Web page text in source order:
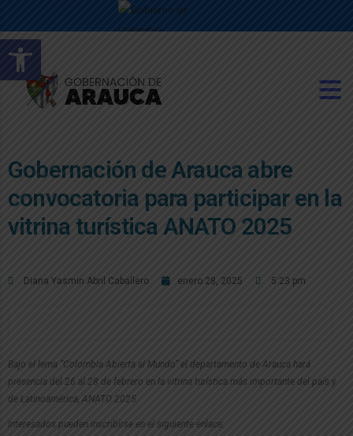
Abrir barra de herramientas
Gobernación de Arauca abre
convocatoria para participar en la
vitrina turística ANATO 2025
Diana Yasmin Abril Caballero enero 28, 2025 5:23 pm
Bajo el lema “Colombia Abierta al Mundo” el departamento de Arauca hará
presencia del 26 al 28 de febrero en la vitrina turística más importante del país y
de Latinoamérica, ANATO 2025.
Interesados pueden inscribirse en el siguiente enlace: